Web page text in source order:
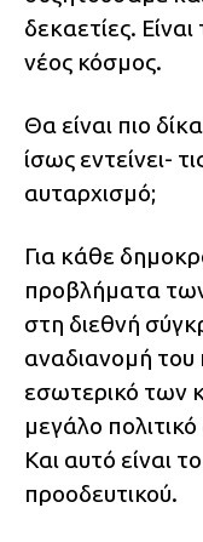
δεκαετίες.
νέος κόσμος.
Θα είναι πιο
ίσως εντείνει-
αυταρχισμό;
Για κάθε
προβλήματα
στη διεθνή
αναδιανομή του
εσωτερικό των
μεγάλο
Και αυτό είναι
προοδευτικού.